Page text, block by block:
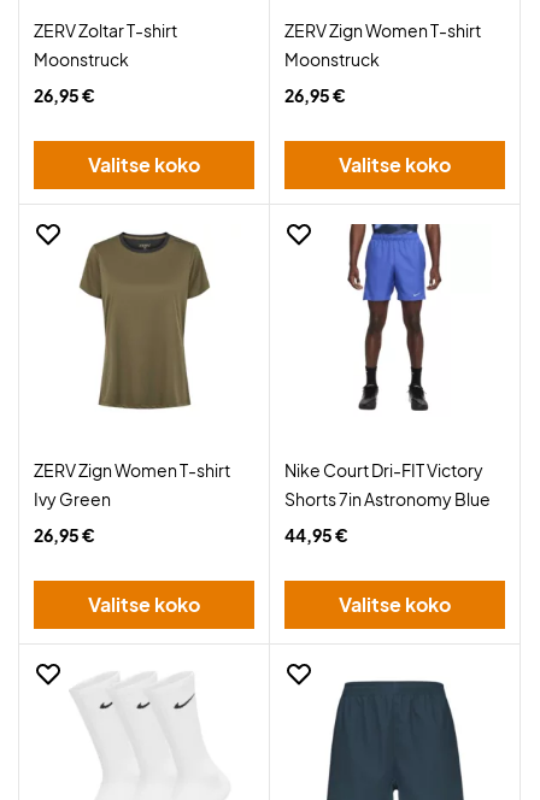
ZERV Zoltar T-shirt
Moonstruck
26,95 €
Valitse koko
ZERV Zign Women T-shirt
Moonstruck
26,95 €
Valitse koko
ZERV Zign Women T-shirt
Ivy Green
26,95 €
Valitse koko
Nike Court Dri-FIT Victory
Shorts 7in Astronomy Blue
44,95 €
Valitse koko